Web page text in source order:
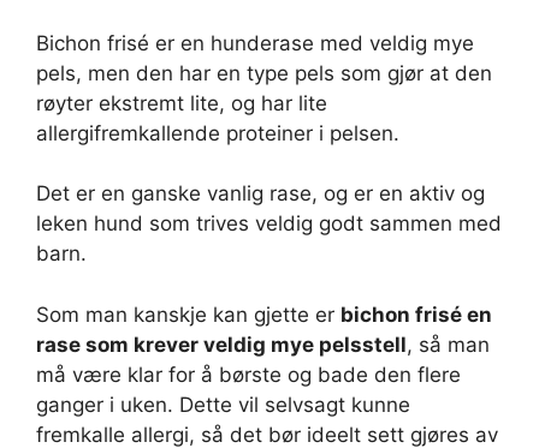
Bichon frisé er en hunderase med veldig mye
pels, men den har en type pels som gjør at den
røyter ekstremt lite, og har lite
allergifremkallende proteiner i pelsen.
Det er en ganske vanlig rase, og er en aktiv og
leken hund som trives veldig godt sammen med
barn.
Som man kanskje kan gjette er bichon frisé en
rase som krever veldig mye pelsstell, så man
må være klar for å børste og bade den flere
ganger i uken. Dette vil selvsagt kunne
fremkalle allergi, så det bør ideelt sett gjøres av